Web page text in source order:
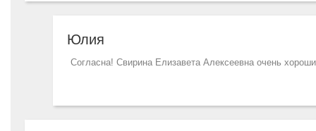
Юлия
Согласна! Свирина Елизавета Алексеевна очень